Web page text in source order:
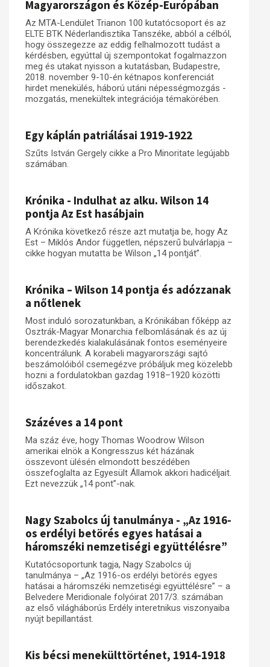
Magyarországon és Közép-Európában
Az MTA-Lendület Trianon 100 kutatócsoport és az
ELTE BTK Néderlandisztika Tanszéke, abból a célból,
hogy összegezze az eddig felhalmozott tudást a
kérdésben, egyúttal új szempontokat fogalmazzon
meg és utakat nyisson a kutatásban, Budapestre,
2018. november 9-10-én kétnapos konferenciát
hirdet menekülés, háború utáni népességmozgás -
mozgatás, menekültek integrációja témakörében.
Egy káplán patriálásai 1919-1922
Szűts István Gergely cikke a Pro Minoritate legújabb
számában.
Krónika - Indulhat az alku. Wilson 14
pontja Az Est hasábjain
A Krónika következő része azt mutatja be, hogy Az
Est – Miklós Andor független, népszerű bulvárlapja –
cikke hogyan mutatta be Wilson „14 pontját”.
Krónika – Wilson 14 pontja és adózzanak
a nőtlenek
Most induló sorozatunkban, a Krónikában főképp az
Osztrák-Magyar Monarchia felbomlásának és az új
berendezkedés kialakulásának fontos eseményeire
koncentrálunk. A korabeli magyarországi sajtó
beszámolóiból csemegézve próbáljuk meg közelebb
hozni a fordulatokban gazdag 1918–1920 közötti
időszakot.
Százéves a 14 pont
Ma száz éve, hogy Thomas Woodrow Wilson
amerikai elnök a Kongresszus két házának
összevont ülésén elmondott beszédében
összefoglalta az Egyesült Államok akkori hadicéljait.
Ezt nevezzük „14 pont”-nak.
Nagy Szabolcs új tanulmánya - „Az 1916-
os erdélyi betörés egyes hatásai a
háromszéki nemzetiségi együttélésre”
Kutatócsoportunk tagja, Nagy Szabolcs új
tanulmánya – „Az 1916-os erdélyi betörés egyes
hatásai a háromszéki nemzetiségi együttélésre” – a
Belvedere Meridionale folyóirat 2017/3. számában
az első világháborús Erdély interetnikus viszonyaiba
nyújt bepillantást.
Kis bécsi menekülttörténet, 1914-1918